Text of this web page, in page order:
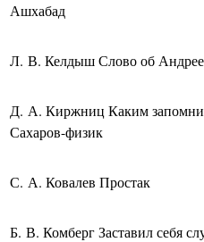
Ашхабад
Л. В. Келдыш Слово об Андрее
Д. А. Киржниц Каким
Сахаров-физик
С. А. Ковалев Простак
Б. В. Комберг Заставил себя